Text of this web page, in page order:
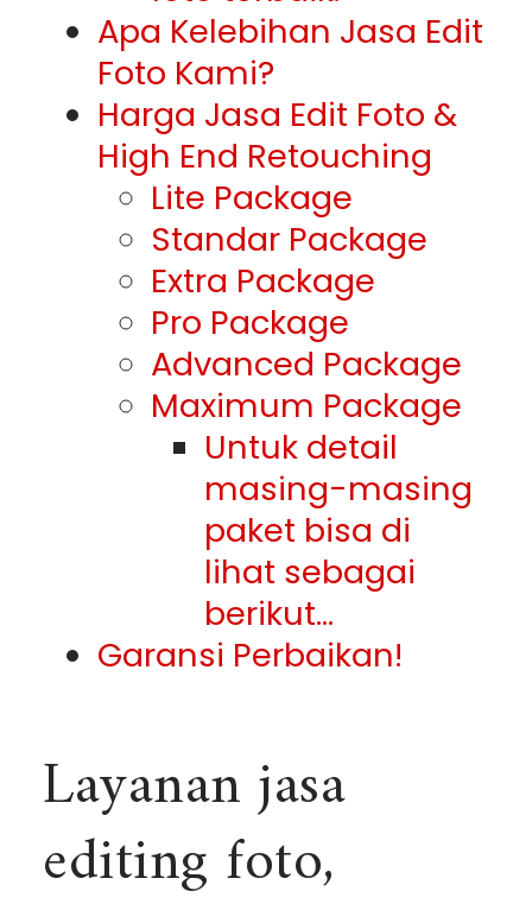
Apa Kelebihan Jasa Edit
Foto Kami?
Harga Jasa Edit Foto &
High End Retouching
Lite Package
Standar Package
Extra Package
Pro Package
Advanced Package
Maximum Package
Untuk detail
masing-masing
paket bisa di
lihat sebagai
berikut…
Garansi Perbaikan!
Layanan jasa
editing foto,